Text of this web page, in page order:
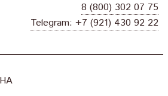
8 (800) 302 07 75
Telegram: +7 (921) 430 92 22